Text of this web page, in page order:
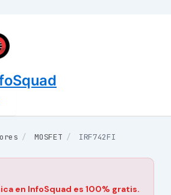
/ MOSFET / IRF742FI
en InfoSquad es 100% gratis.